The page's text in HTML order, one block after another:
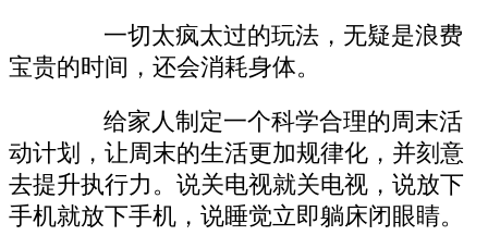
一切太疯太过的玩法，无疑是浪费
宝贵的时间，还会消耗身体。
给家人制定一个科学合理的周末活
动计划，让周末的生活更加规律化，并刻意
去提升执行力。说关电视就关电视，说放下
手机就放下手机，说睡觉立即躺床闭眼睛。